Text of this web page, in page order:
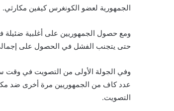
الجمهورية لعضو الكونغرس كيفين مكارثي.
ومع حصول الجمهوريين على أغلبية
حتى يتجنب الفشل في الحصول على إجمالي 218 صوتا اللازمة لانتخابه
عدد كاف من الجمهوريين مرة أخرى ضد
التصويت.